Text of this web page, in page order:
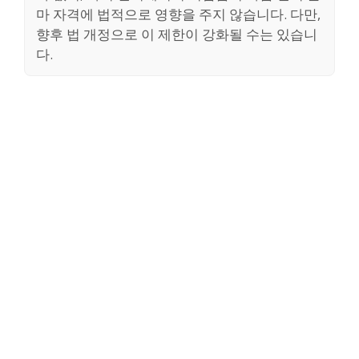
마 자격에 법적으로 영향을 주지 않습니다. 다만,
향후 법 개정으로 이 제한이 강화될 수는 있습니
다.